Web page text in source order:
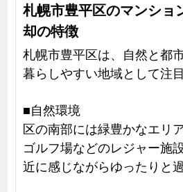
札幌市豊平区のマンショ
却の特徴
札幌市豊平区は、自然と都
暮らしやすい地域として注
■自然環境
区の南部には緑豊かなエリ
ゴルフ場などのレジャー施
近に感じながらゆったりと